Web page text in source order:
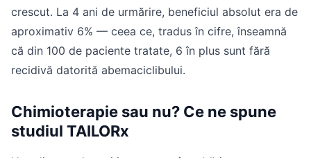
crescut. La 4 ani de urmărire, beneficiul absolut era de
aproximativ 6% — ceea ce, tradus în cifre, înseamnă
că din 100 de paciente tratate, 6 în plus sunt fără
recidivă datorită abemaciclibului.
Chimioterapie sau nu? Ce ne spune
studiul TAILORx